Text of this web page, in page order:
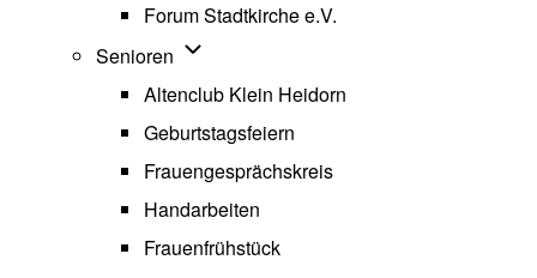
Forum Stadtkirche e.V.
Senioren Unternavigation von Senioren
Altenclub Klein Heidorn
Geburtstagsfeiern
Frauengesprächskreis
Handarbeiten
Frauenfrühstück